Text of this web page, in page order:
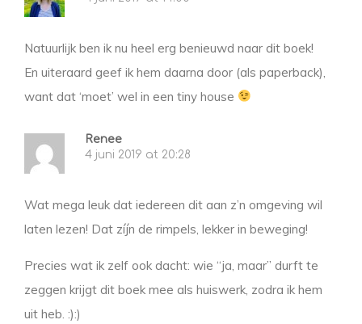
Natuurlijk ben ik nu heel erg benieuwd naar dit boek!
En uiteraard geef ik hem daarna door (als paperback),
want dat ‘moet’ wel in een tiny house
Renee
4 juni 2019 at 20:28
Wat mega leuk dat iedereen dit aan z’n omgeving wil
laten lezen! Dat zíjn de rimpels, lekker in beweging!
Precies wat ik zelf ook dacht: wie “ja, maar” durft te
zeggen krijgt dit boek mee als huiswerk, zodra ik hem
uit heb. :):)